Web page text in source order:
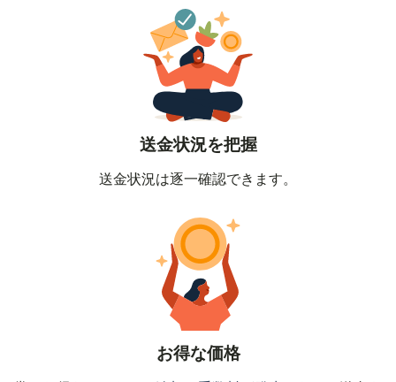
送金状況を把握
送金状況は逐一確認できます。
お得な価格